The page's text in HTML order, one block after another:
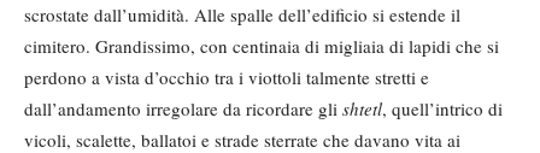
scrostate dall’umidità. Alle spalle dell’edificio si estende il
cimitero. Grandissimo, con centinaia di migliaia di lapidi che si
perdono a vista d’occhio tra i viottoli talmente stretti e
dall’andamento irregolare da ricordare gli shtetl, quell’intrico di
vicoli, scalette, ballatoi e strade sterrate che davano vita ai